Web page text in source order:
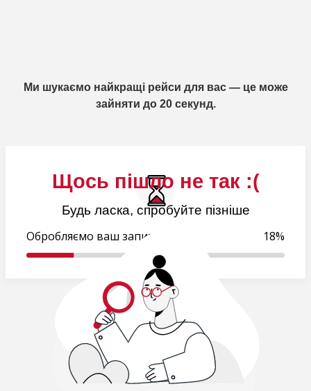
Щось пішло не так :(
Будь ласка, спробуйте пізніше
Ми шукаємо найкращі рейси для вас — це може
зайняти до 20 секунд.
Обробляємо ваш запит.. 19%